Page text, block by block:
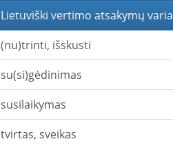
Lietuviški vertimo atsakymų
(nu)trinti, išskusti
su(si)gėdinimas
susilaikymas
tvirtas, sveikas